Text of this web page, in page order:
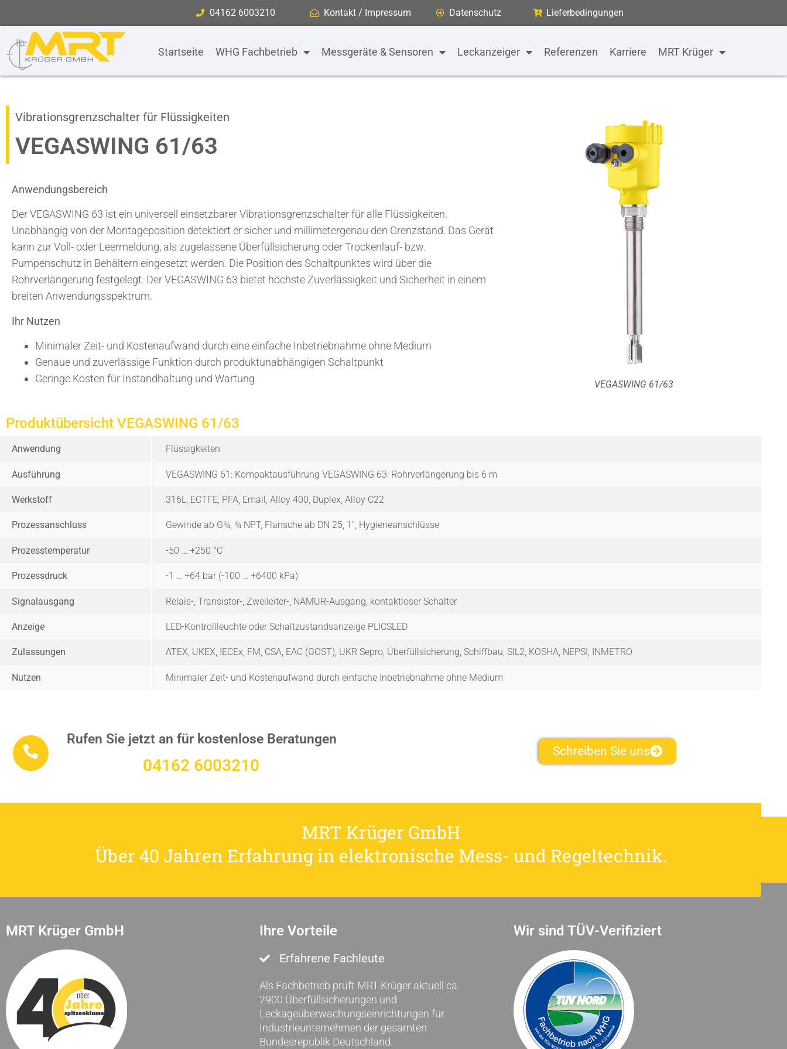
04162 6003210 Kontakt / Impressum Datenschutz Lieferbedingungen
Startseite WHG Fachbetrieb Messgeräte & Sensoren Leckanzeiger Referenzen Karriere MRT Krüger
Vibrationsgrenzschalter für Flüssigkeiten
VEGASWING 61/63
Anwendungsbereich
Der VEGASWING 63 ist ein universell einsetzbarer Vibrationsgrenzschalter für alle Flüssigkeiten.
Unabhängig von der Montageposition detektiert er sicher und millimetergenau den Grenzstand. Das Gerät
kann zur Voll- oder Leermeldung, als zugelassene Überfüllsicherung oder Trockenlauf- bzw.
Pumpenschutz in Behältern eingesetzt werden. Die Position des Schaltpunktes wird über die
Rohrverlängerung festgelegt. Der VEGASWING 63 bietet höchste Zuverlässigkeit und Sicherheit in einem
breiten Anwendungsspektrum.
Ihr Nutzen
Minimaler Zeit- und Kostenaufwand durch eine einfache Inbetriebnahme ohne Medium
Genaue und zuverlässige Funktion durch produktunabhängigen Schaltpunkt
Geringe Kosten für Instandhaltung und Wartung
VEGASWING 61/63
Produktübersicht VEGASWING 61/63
Anwendung Flüssigkeiten
Ausführung VEGASWING 61: Kompaktausführung VEGASWING 63: Rohrverlängerung bis 6 m
Werkstoff 316L, ECTFE, PFA, Email, Alloy 400, Duplex, Alloy C22
Prozessanschluss Gewinde ab G¾, ¾ NPT, Flansche ab DN 25, 1″, Hygieneanschlüsse
Prozesstemperatur -50 … +250 °C
Prozessdruck -1 … +64 bar (-100 … +6400 kPa)
Signalausgang Relais-, Transistor-, Zweileiter-, NAMUR-Ausgang, kontaktloser Schalter
Anzeige LED-Kontrollleuchte oder Schaltzustandsanzeige PLICSLED
Zulassungen ATEX, UKEX, IECEx, FM, CSA, EAC (GOST), UKR Sepro, Überfüllsicherung, Schiffbau, SIL2, KOSHA, NEPSI, INMETRO
Nutzen Minimaler Zeit- und Kostenaufwand durch einfache Inbetriebnahme ohne Medium
Rufen Sie jetzt an für kostenlose Beratungen
04162 6003210
Schreiben Sie uns
MRT Krüger GmbH
Über 40 Jahren Erfahrung in elektronische Mess- und Regeltechnik.
MRT Krüger GmbH Ihre Vorteile
Erfahrene Fachleute
Als Fachbetrieb prüft MRT-Krüger aktuell ca.
2900 Überfüllsicherungen und
Leckageüberwachungseinrichtungen für
Industrieunternehmen der gesamten
Bundesrepublik Deutschland.
Wir sind TÜV-Verifiziert